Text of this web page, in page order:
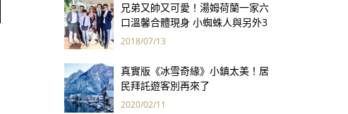
兄弟又帥又可愛！湯姆荷蘭一家六
口溫馨合體現身 小蜘蛛人與另外3
個弟弟感情超好！
2018/07/13
真實版《冰雪奇緣》小鎮太美！居
民拜託遊客別再來了
2020/02/11